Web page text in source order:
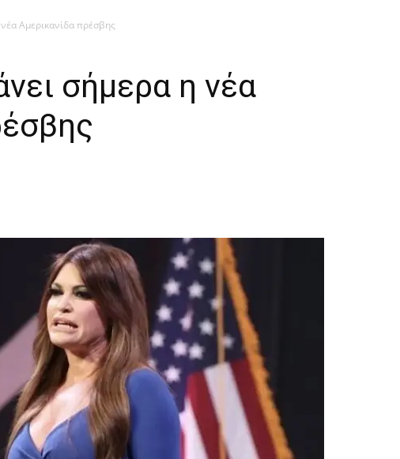
Αμερικανίδα πρέσβης
σήμερα η νέα